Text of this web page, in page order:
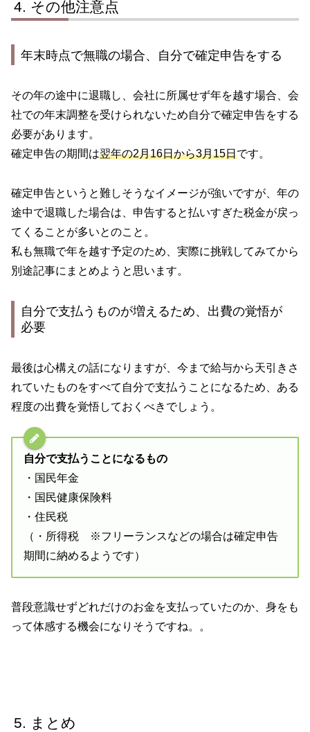
その他注意点
年末時点で無職の場合、自分で確定申告をする
その年の途中に退職し、会社に所属せず年を越す場合、会
社での年末調整を受けられないため自分で確定申告をする
必要があります。
確定申告の期間は翌年の2月16日から3月15日です。
確定申告というと難しそうなイメージが強いですが、年の
途中で退職した場合は、申告すると払いすぎた税金が戻っ
てくることが多いとのこと。
私も無職で年を越す予定のため、実際に挑戦してみてから
別途記事にまとめようと思います。
自分で支払うものが増えるため、出費の覚悟が
必要
最後は心構えの話になりますが、今まで給与から天引きさ
れていたものをすべて自分で支払うことになるため、ある
程度の出費を覚悟しておくべきでしょう。
自分で支払うことになるもの
・国民年金
・国民健康保険料
・住民税
（・所得税 ※フリーランスなどの場合は確定申告
期間に納めるようです）
普段意識せずどれだけのお金を支払っていたのか、身をも
って体感する機会になりそうですね。。
まとめ